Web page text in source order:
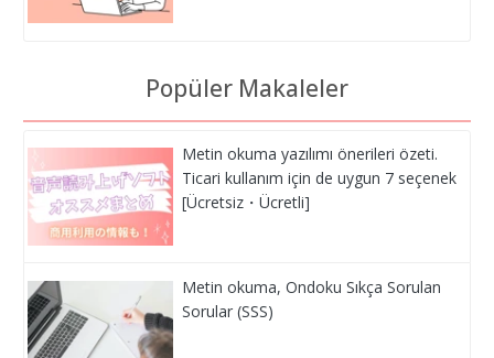
Popüler Makaleler
Metin okuma yazılımı önerileri özeti.
Ticari kullanım için de uygun 7 seçenek
[Ücretsiz・Ücretli]
Metin okuma, Ondoku Sıkça Sorulan
Sorular (SSS)